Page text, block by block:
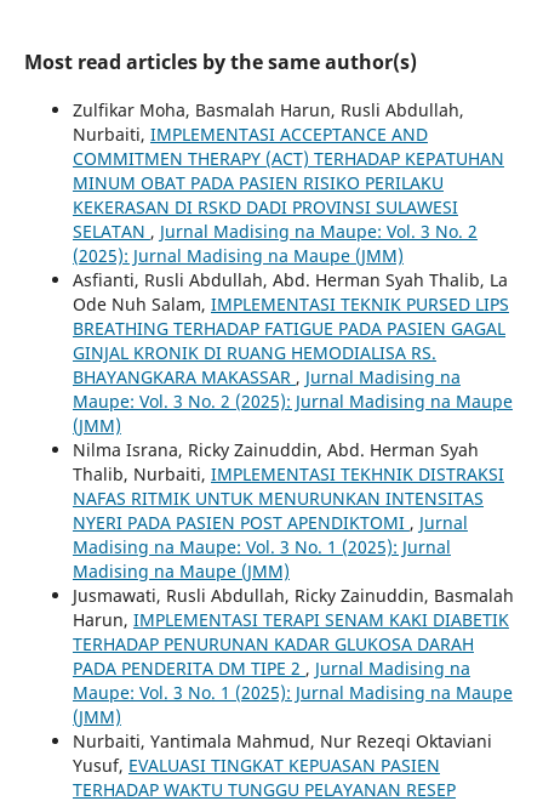
Most read articles by the same author(s)
Zulfikar Moha, Basmalah Harun, Rusli Abdullah,
Nurbaiti, IMPLEMENTASI ACCEPTANCE AND
COMMITMEN THERAPY (ACT) TERHADAP KEPATUHAN
MINUM OBAT PADA PASIEN RISIKO PERILAKU
KEKERASAN DI RSKD DADI PROVINSI SULAWESI
SELATAN , Jurnal Madising na Maupe: Vol. 3 No. 2
(2025): Jurnal Madising na Maupe (JMM)
Asfianti, Rusli Abdullah, Abd. Herman Syah Thalib, La
Ode Nuh Salam, IMPLEMENTASI TEKNIK PURSED LIPS
BREATHING TERHADAP FATIGUE PADA PASIEN GAGAL
GINJAL KRONIK DI RUANG HEMODIALISA RS.
BHAYANGKARA MAKASSAR , Jurnal Madising na
Maupe: Vol. 3 No. 2 (2025): Jurnal Madising na Maupe
(JMM)
Nilma Israna, Ricky Zainuddin, Abd. Herman Syah
Thalib, Nurbaiti, IMPLEMENTASI TEKHNIK DISTRAKSI
NAFAS RITMIK UNTUK MENURUNKAN INTENSITAS
NYERI PADA PASIEN POST APENDIKTOMI , Jurnal
Madising na Maupe: Vol. 3 No. 1 (2025): Jurnal
Madising na Maupe (JMM)
Jusmawati, Rusli Abdullah, Ricky Zainuddin, Basmalah
Harun, IMPLEMENTASI TERAPI SENAM KAKI DIABETIK
TERHADAP PENURUNAN KADAR GLUKOSA DARAH
PADA PENDERITA DM TIPE 2 , Jurnal Madising na
Maupe: Vol. 3 No. 1 (2025): Jurnal Madising na Maupe
(JMM)
Nurbaiti, Yantimala Mahmud, Nur Rezeqi Oktaviani
Yusuf, EVALUASI TINGKAT KEPUASAN PASIEN
TERHADAP WAKTU TUNGGU PELAYANAN RESEP